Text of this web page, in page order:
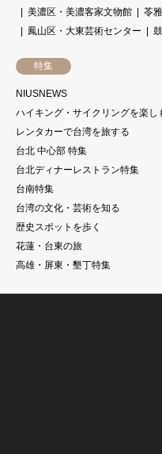
美濃区・美濃客家文物館
苓
鳳山区・大東芸術センター
特集
NIUSNEWS
ハイキング・サイクリングを楽し
レンタカーで台湾を旅する
台北 中心部 特集
台北ディナーレストラン特集
台南特集
台湾の文化・芸術を知る
歴史スポットを歩く
花蓮・台東の旅
高雄・屏東・墾丁特集